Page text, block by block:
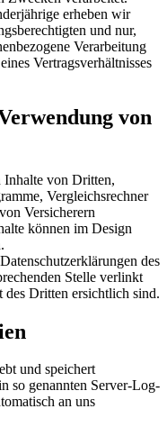
erheben wir
und nur,
Verarbeitung
Vertragsverhältnisses
von
Inhalte von Dritten,
Vergleichsrechner
Versicherern
können im Design
des
Stelle verlinkt
Dritten ersichtlich sind.
und speichert
so genannten Server-Log-
an uns